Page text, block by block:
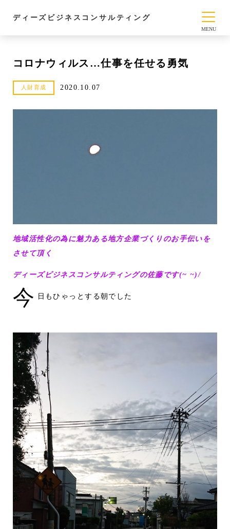
ディーズビジネスコンサルティング
コロナウィルス…仕事を任せる勇気
人財育成 2020.10.07
地域活性化の為に魅力ある地方企業づくりのお手伝いを
させて頂く
ディーズビジネスコンサルティングの佐藤です(~ ~)/
今 日もひゃっとする朝でした